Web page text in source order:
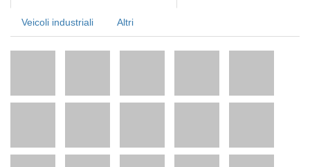
Veicoli industriali Altri